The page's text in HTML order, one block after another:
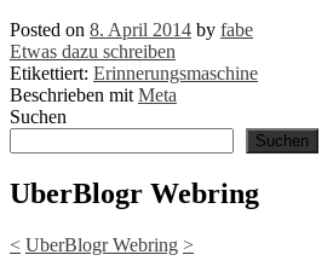
Posted on 8. April 2014 by fabe
Etwas dazu schreiben
Etikettiert: Erinnerungsmaschine
Beschrieben mit Meta
Suchen
Suchen
UberBlogr Webring
< UberBlogr Webring >